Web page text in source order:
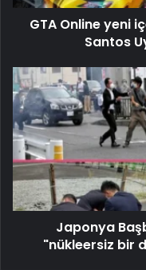
GTA Online yeni
Santos
Japonya
"nükleersiz bir